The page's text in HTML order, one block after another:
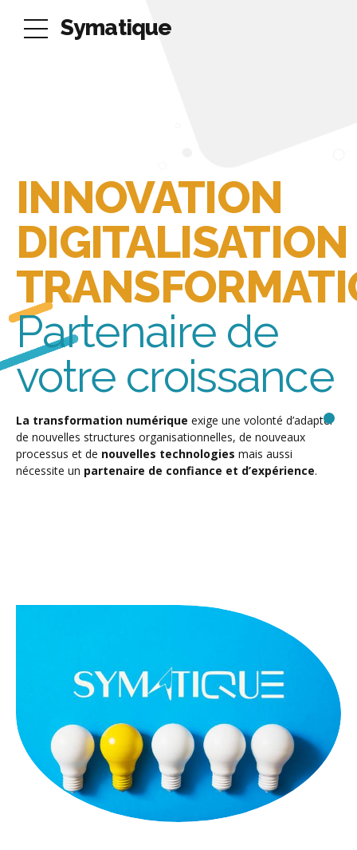
Symatique
INNOVATION
DIGITALISATION
Partenaire de
votre croissance
La transformation numérique exige une volonté d’adapter
de nouvelles structures organisationnelles, de nouveaux
processus et de nouvelles technologies mais aussi
nécessite un partenaire de confiance et d’expérience.